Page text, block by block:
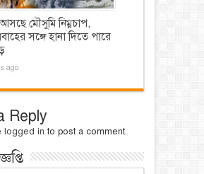
মৌসুমি নিম্নচাপ,
সঙ্গে হানা দিতে পারে
ago
Reply
logged in to post a comment.